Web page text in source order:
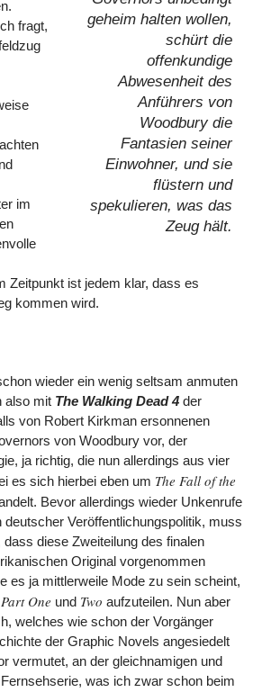
geheim halten wollen,
schürt die
offenkundige
Abwesenheit des
Anführers von
Woodbury die
Fantasien seiner
Einwohner, und sie
flüstern und
spekulieren, was das
Zeug hält.
fragt,
im
Zeitpunkt ist jedem klar, dass es
kommen wird.
wieder ein wenig seltsam anmuten
also mit The Walking Dead 4der
von Robert Kirkman ersonnenen
von Woodbury vor, der
ja richtig, die nun allerdings aus vier
es sich hierbei eben um The Fall of the
Bevor allerdings wieder Unkenrufe
deutscher Veröffentlichungspolitik, muss
diese Zweiteilung des finalen
Original vorgenommen
es ja mittlerweile Mode zu sein scheint,
Part One und Two aufzuteilen. Nun aber
welches wie schon der Vorgänger
der Graphic Novels angesiedelt
vermutet, an der gleichnamigen und
was ich zwar schon beim